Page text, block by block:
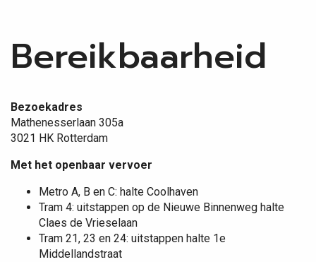
15 aug 11:00
Plebaan M. Hagen
Maria tenhemelopneming
Koor IHSE
16 aug 11:00
Plebaan M. Hagen
Eucharistieviering
20e zondag door het jaar
Bereikbaarheid
Bezoekadres
Mathenesserlaan 305a
3021 HK Rotterdam
Met het openbaar vervoer
Metro A, B en C: halte Coolhaven
Tram 4: uitstappen op de Nieuwe Binnenweg halte
Claes de Vrieselaan
Tram 21, 23 en 24: uitstappen halte 1e
Middellandstraat